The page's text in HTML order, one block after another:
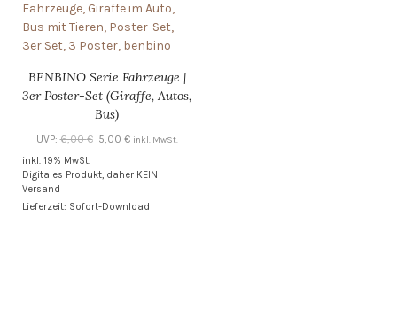
BENBINO Serie Fahrzeuge |
3er Poster-Set (Giraffe, Autos,
Bus)
UVP: 6,00€ Ursprünglicher
war:
5,00 €Aktueller
ist:
inkl. MwSt.
inkl. 19% MwSt.
Digitales Produkt, daher KEIN
Versand
Lieferzeit: Sofort-Download